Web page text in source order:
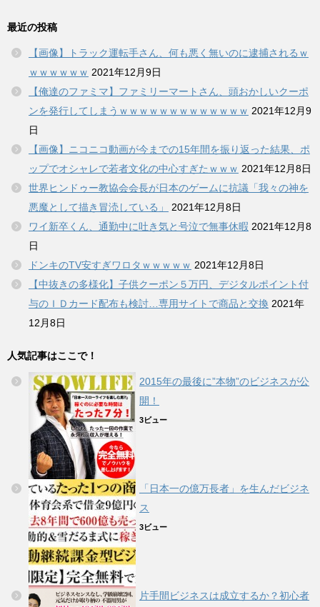
最近の投稿
【画像】トラック運転手さん、何も悪く無いのに逮捕されるｗ
ｗｗｗｗｗｗ 2021年12月9日
【俺達のファミマ】ファミリーマートさん、頭おかしいクーポ
ンを発行してしまうｗｗｗｗｗｗｗｗｗｗｗｗｗ 2021年12月9
日
【画像】ニコニコ動画が今までの15年間を振り返った結果、ポ
ップでオシャレで若者文化の中心すぎたｗｗｗ 2021年12月8日
世界ヒンドゥー教協会会長が日本のゲームに抗議「我々の神を
悪魔として描き冒涜している」
2021年12月8日
ワイ新卒くん、通勤中に吐き気と号泣で無事休暇 2021年12月8
日
ドンキのTV安すぎワロタｗｗｗｗｗ 2021年12月8日
【中抜きの多様化】子供クーポン５万円、デジタルポイント付
与のＩＤカード配布も検討…専用サイトで商品と交換 2021年
12月8日
人気記事はここで！
2015年の最後に”本物”のビジネスが公
開！
3ビュー
「日本一の億万長者」を生んだビジネ
ス
3ビュー
片手間ビジネスは成立するか？初心者